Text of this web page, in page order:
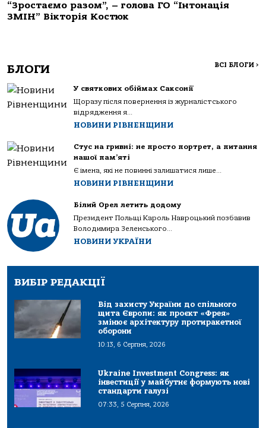
“Зростаємо разом”, – голова ГО “Інтонація
ЗМІН” Вікторія Костюк
БЛОГИ ВСІ БЛОГИ >
У святкових обіймах Саксонії
Щоразу після повернення із журналістського
відрядження я...
НОВИНИ РІВНЕНЩИНИ
Стус на гривні: не просто портрет, а питання
нашої пам’яті
Є імена, які не повинні залишатися лише...
НОВИНИ РІВНЕНЩИНИ
Білий Орел летить додому
Президент Польщі Кароль Навроцький позбавив
Володимира Зеленського...
НОВИНИ УКРАЇНИ
ВИБІР РЕДАКЦІЇ
Від захисту України до спільного
щита Європи: як проєкт «Фрея»
змінює архітектуру протиракетної
оборони
10:13, 6 Серпня, 2026
Ukraine Investment Congress: як
інвестиції у майбутнє формують нові
стандарти галузі
07:33, 5 Серпня, 2026